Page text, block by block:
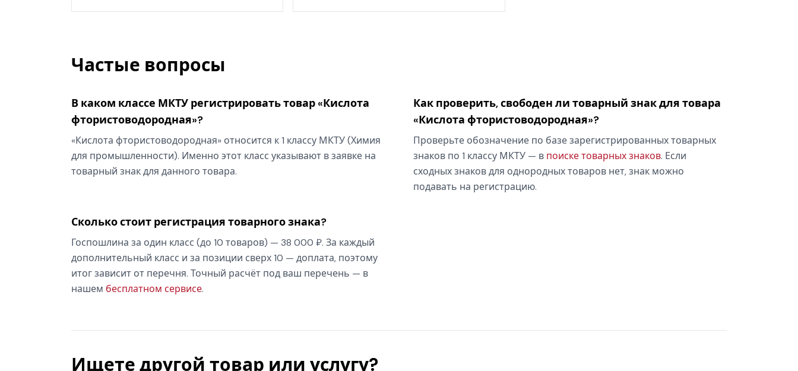
Частые вопросы
В каком классе МКТУ регистрировать товар «Кислота
фтористоводородная»?
«Кислота фтористоводородная» относится к 1 классу МКТУ (Химия
для промышленности). Именно этот класс указывают в заявке на
товарный знак для данного товара.
Как проверить, свободен ли товарный знак для товара
«Кислота фтористоводородная»?
Проверьте обозначение по базе зарегистрированных товарных
знаков по 1 классу МКТУ — в поиске товарных знаков. Если
сходных знаков для однородных товаров нет, знак можно
подавать на регистрацию.
Сколько стоит регистрация товарного знака?
Госпошлина за один класс (до 10 товаров) — 38 000 ₽. За каждый
дополнительный класс и за позиции сверх 10 — доплата, поэтому
итог зависит от перечня. Точный расчёт под ваш перечень — в
нашем бесплатном сервисе.
Ищете другой товар или услугу?